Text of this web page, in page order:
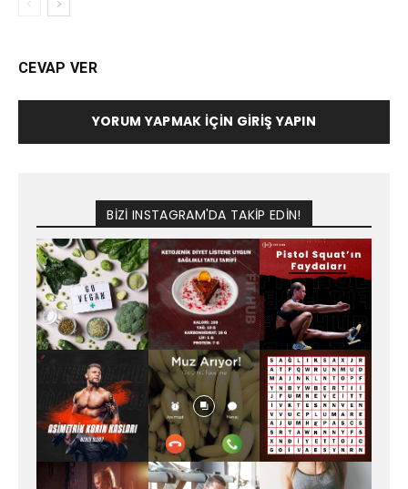
CEVAP VER
YORUM YAPMAK İÇIN GIRIŞ YAPIN
BİZİ INSTAGRAM'DA TAKİP EDİN!